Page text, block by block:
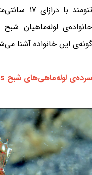
تنومند
گونه‌ی این خانواده آشنا
سرده‌ی لوله‌ماهی‌های شبح Solenostomus